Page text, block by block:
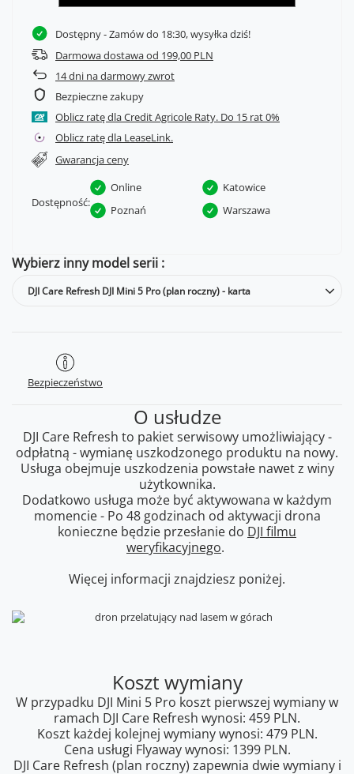
Wybierz inny model serii
DJI Care Refresh DJI Mini 5 Pro (plan roczny) - karta
Dostępny- Zamów do 18:30, wysyłka dziś!
Darmowa dostawa od 199,00 PLN
14dni na darmowy zwrot
Bezpieczne zakupy
Oblicz ratę dla Credit Agricole Raty.
Oblicz ratę dla LeaseLink.
Gwarancja ceny
Dostępność:
Online
Katowice
Poznań
Warszawa
Bezpieczeństwo
O usłudze
DJI Care Refresh to pakiet serwisowy umożliwiający -
odpłatną - wymianę uszkodzonego produktu na nowy.
Usługa obejmuje uszkodzenia powstałe nawet z winy
użytkownika.
Dodatkowo usługa może być aktywowana w każdym
momencie - Po 48 godzinach od aktywacji drona
konieczne będzie przesłanie do DJI filmu
weryfikacyjnego.
Więcej informacji znajdziesz poniżej.
Koszt wymiany
W przypadku DJI Mini 5 Pro koszt pierwszej wymiany w
ramach DJI Care Refresh wynosi: 459 PLN.
Koszt każdej kolejnej wymiany wynosi: 479 PLN.
Cena usługi Flyaway wynosi: 1399 PLN.
DJI Care Refresh (plan roczny) zapewnia dwie wymiany i